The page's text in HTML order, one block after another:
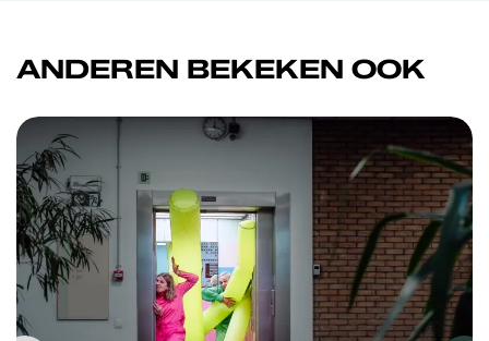
ANDEREN BEKEKEN OOK
Overslaan